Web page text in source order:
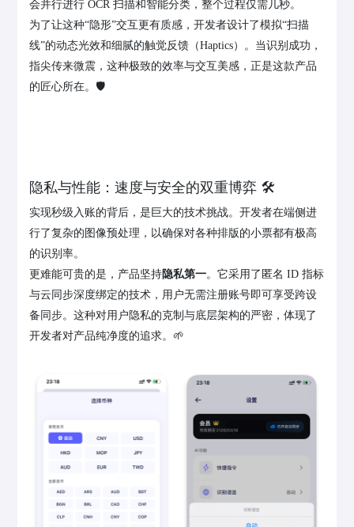
会并行进行 OCR 扫描和智能分类，整个过程仅需几秒。
为了让这种“隐形”交互更有质感，开发者设计了模拟“扫描
线”的动态光效和细腻的触觉反馈（Haptics）。当识别成功，
指尖传来微震，这种极致的效率与交互美感，正是这款产品
的匠心所在。🛡️
隐私与性能：速度与安全的双重博弈 🛠️
实现秒级入账的背后，是巨大的技术挑战。开发者在端侧进
行了复杂的图像预处理，以确保对各种排版的小票都有极高
的识别率。
更难能可贵的是，产品坚持隐私第一。它采用了匿名 ID 指标
与云同步深度绑定的技术，用户无需注册账号即可享受跨设
备同步。这种对用户隐私的克制与底层架构的严密，体现了
开发者对产品纯净度的追求。🌱